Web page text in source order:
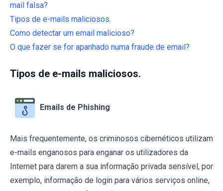
mail falsa?
Tipos de e-mails maliciosos.
Como detectar um email malicioso?
O que fazer se for apanhado numa fraude de email?
Tipos de e-mails maliciosos.
Emails de Phishing
Mais frequentemente, os criminosos cibernéticos utilizam
e-mails enganosos para enganar os utilizadores da
Internet para darem a sua informação privada sensível, por
exemplo, informação de login para vários serviços online,